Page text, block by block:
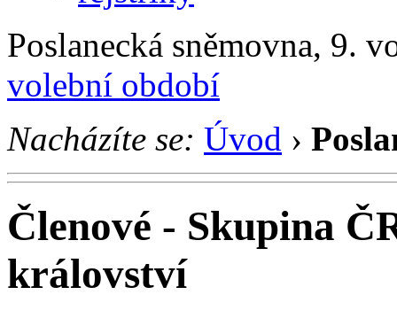
Poslanecká sněmovna, 9.
volební období
Nacházíte se: Úvod ›
Členové - Skupina
království